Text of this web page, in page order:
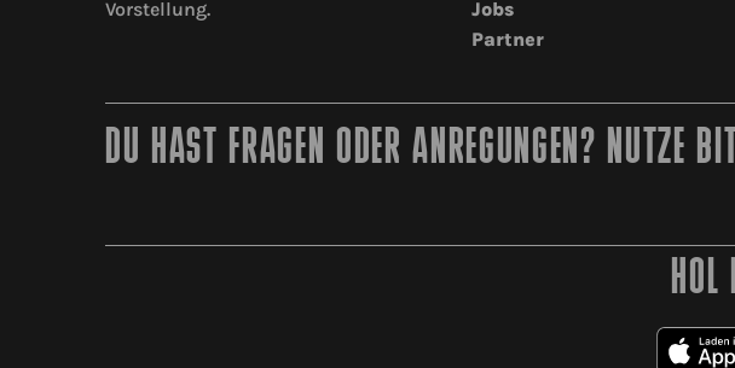
Vorstellung.
Jobs
Partner
DU HAST FRAGEN ODER ANREGUNGEN? NUTZE
HOL